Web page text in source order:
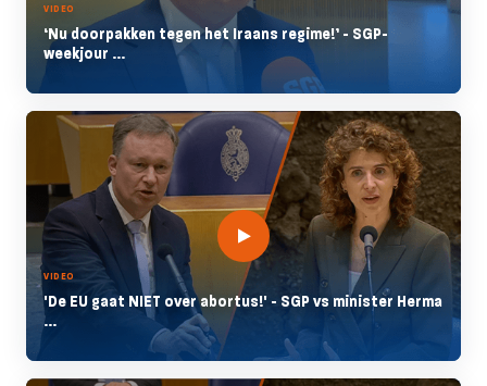
VIDEO
‘Nu doorpakken tegen het Iraans regime!’ - SGP-
weekjour ...
VIDEO
'De EU gaat NIET over abortus!' - SGP vs minister Herma
...